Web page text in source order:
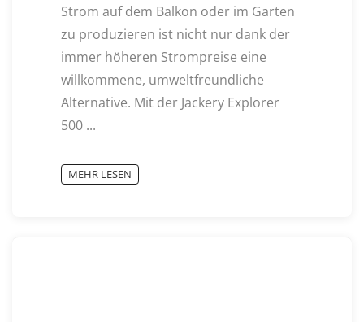
Strom auf dem Balkon oder im Garten
zu produzieren ist nicht nur dank der
immer höheren Strompreise eine
willkommene, umweltfreundliche
Alternative. Mit der Jackery Explorer
500 ...
MEHR LESEN